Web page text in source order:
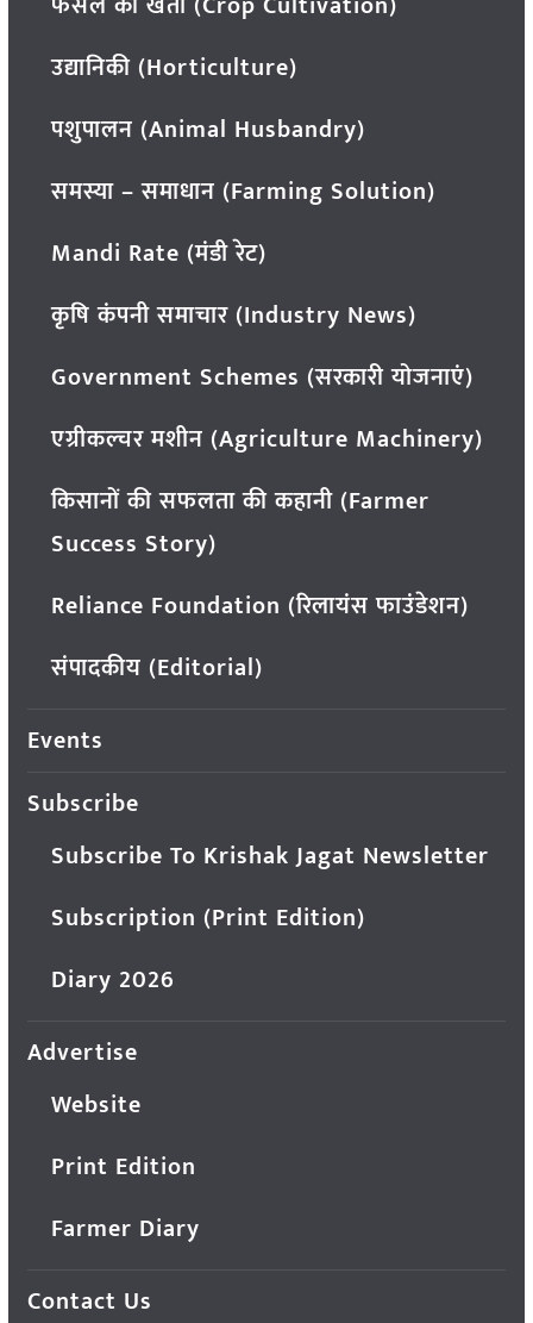
उद्यानिकी (Horticulture)
पशुपालन (Animal Husbandry)
समस्या – समाधान (Farming Solution)
Mandi Rate (मंडी रेट)
कृषि कंपनी समाचार (Industry News)
Government Schemes (सरकारी योजनाएं)
एग्रीकल्चर मशीन (Agriculture Machinery)
किसानों की सफलता की कहानी (Farmer
Success Story)
Reliance Foundation (रिलायंस फाउंडेशन)
संपादकीय (Editorial)
Events
Subscribe
Subscribe To Krishak Jagat Newsletter
Subscription (Print Edition)
Diary 2026
Advertise
Website
Print Edition
Farmer Diary
Contact Us